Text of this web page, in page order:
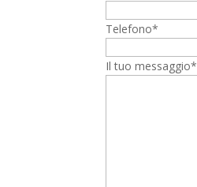
Telefono*
Il tuo messaggio*